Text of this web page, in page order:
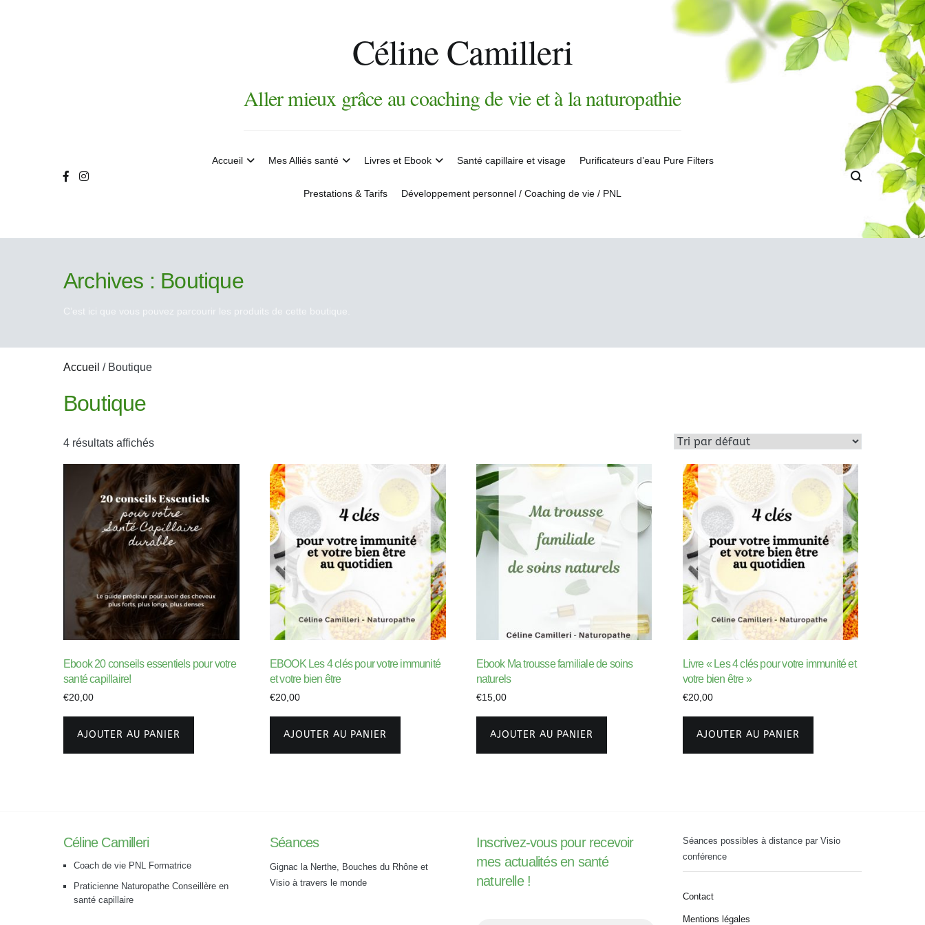
Céline Camilleri
Aller mieux grâce au coaching de vie et à la naturopathie
Accueil Mes Alliés santé Livres et Ebook Santé capillaire et visage Purificateurs d’eau Pure Filters
Prestations & Tarifs Développement personnel / Coaching de vie / PNL
Archives : Boutique
C’est ici que vous pouvez parcourir les produits de cette boutique.
Accueil / Boutique
Boutique
4 résultats affichés
Ebook 20 conseils essentiels pour votre
santé capillaire!
€20,00
AJOUTER AU PANIER
EBOOK Les 4 clés pour votre immunité
et votre bien être
€20,00
AJOUTER AU PANIER
Ebook Ma trousse familiale de soins
naturels
€15,00
AJOUTER AU PANIER
Livre « Les 4 clés pour votre immunité et
votre bien être »
€20,00
AJOUTER AU PANIER
Céline Camilleri
Coach de vie PNL Formatrice
Praticienne Naturopathe Conseillère en
santé capillaire
Séances
Gignac la Nerthe, Bouches du Rhône et
Visio à travers le monde
Inscrivez-vous pour recevoir
mes actualités en santé
naturelle !
Séances possibles à distance par Visio
conférence
Contact
Mentions légales